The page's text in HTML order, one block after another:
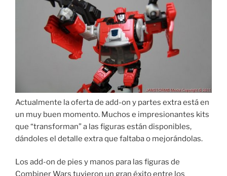
Actualmente la oferta de add-on y partes extra está en
un muy buen momento. Muchos e impresionantes kits
que “transforman” a las figuras están disponibles,
dándoles el detalle extra que faltaba o mejorándolas.
Los add-on de pies y manos para las figuras de